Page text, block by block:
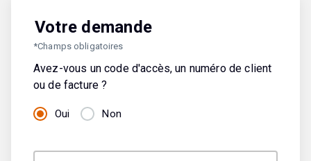
*Champs obligatoires
Votre demande
Avez-vous un code d'accès, un numéro de client
ou de facture ?
Oui Non